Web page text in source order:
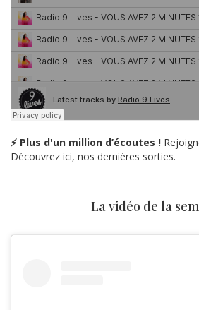
⚡ Plus d'un million d’écoutes !
Découvrez ici, nos dernières sorties.
La vidéo de la